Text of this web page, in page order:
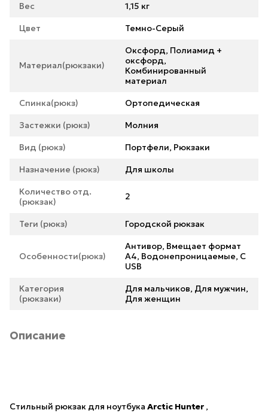
Вес 1,15 кг
Цвет Темно-Серый
Материал(рюкзаки)
Оксфорд, Полиамид +
оксфорд,
Комбинированный
материал
Спинка(рюкз) Ортопедическая
Застежки (рюкз) Молния
Вид (рюкз) Портфели, Рюкзаки
Назначение (рюкз) Для школы
Количество отд.
(рюкзак)
2
Теги (рюкз) Городской рюкзак
Особенности(рюкз)
Антивор, Вмещает формат
А4, Водонепроницаемые, С
USB
Категория
(рюкзаки)
Для мальчиков, Для мужчин,
Для женщин
Описание
Стильный рюкзак для ноутбука Arctic Hunter ,